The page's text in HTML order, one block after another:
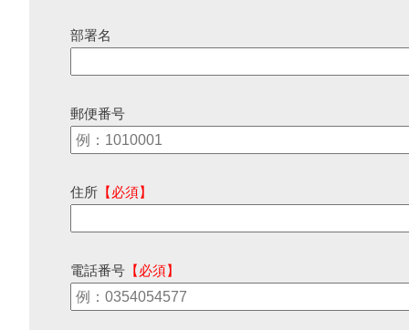
部署名
郵便番号
住所 【必須】
電話番号 【必須】